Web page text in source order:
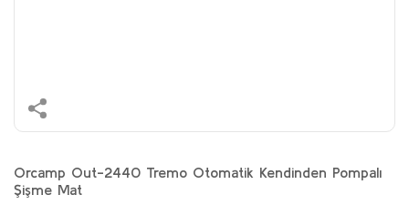
Orcamp Out-2440 Tremo Otomatik Kendinden Pompalı
Şişme Mat